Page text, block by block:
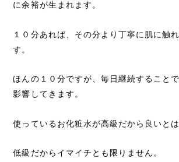
に余裕が生まれます。
１０分あれば、その分より丁寧に肌に触
す。
ほんの１０分ですが、毎日継続すること
影響してきます。
使っているお化粧水が高級だから良いとは
低級だからイマイチとも限りません。